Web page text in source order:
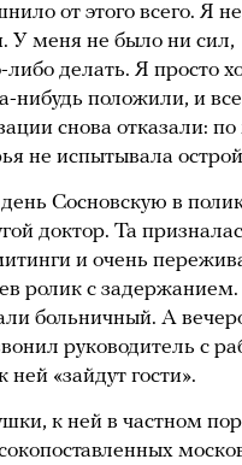
от этого всего. Я
У меня не было ни сил,
делать. Я просто
нибудь положили, и
снова отказали:
не испытывала
Сосновскую в
доктор. Та
и очень
ролик с
больничный. А
руководитель с
ней «зайдут гости».
к ней в частном